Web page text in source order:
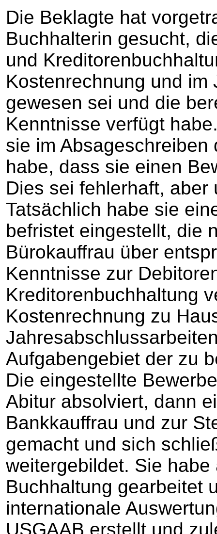
Die Beklagte hat
Buchhalterin gesucht,
und
Kostenrechnung und
gewesen sei und die
Kenntnisse verfügt
sie im
habe, dass sie einen
Dies sei fehlerhaft,
Tatsächlich habe sie
befristet eingestellt, die
Bürokauffrau über
Kenntnisse zur
Kreditorenbuchhaltung
Kostenrechnung zu
Aufgabengebiet der zu
Die eingestellte
Abitur absolviert, dann
Bankkauffrau und zur
gemacht und sich
weitergebildet. Sie
Buchhaltung gearbeitet
internationale
USGAAB erstellt und